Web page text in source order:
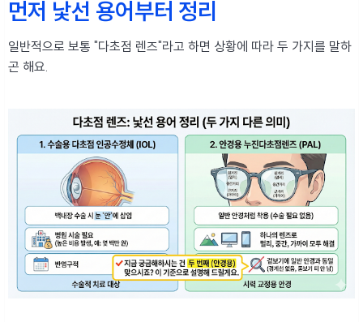
먼저 낯선 용어부터 정리
일반적으로 보통 "다초점 렌즈"라고 하면 상황에 따라 두 가지를 말하
곤 해요.